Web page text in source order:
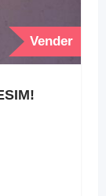
Vender